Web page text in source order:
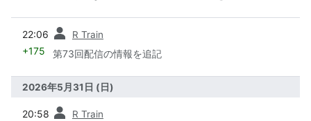
22:06 R Train
+175 第73回配信の情報を追記
2026年5月31日 (日)
20:58 R Train